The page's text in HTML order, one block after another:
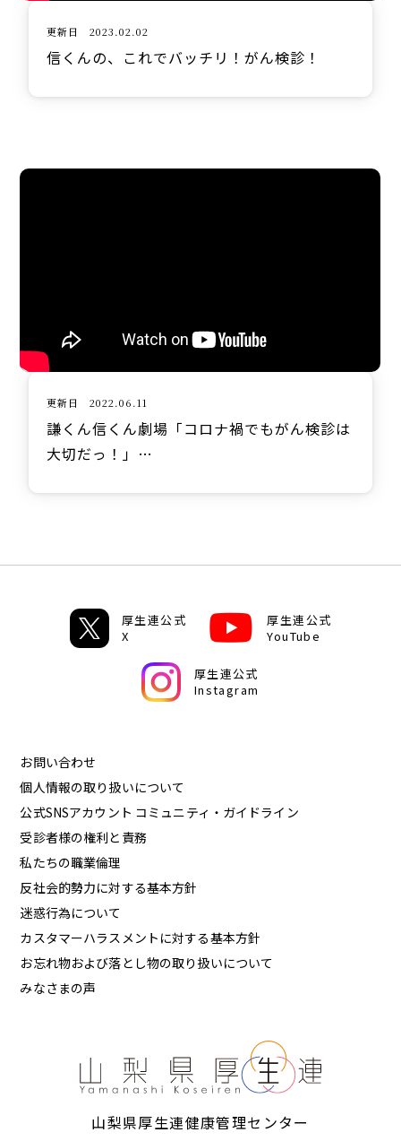
更新日 2023.02.02
信くんの、これでバッチリ！がん検診！
更新日 2022.06.11
謙くん信くん劇場「コロナ禍でもがん検診は
大切だっ！」…
厚生連公式
X
厚生連公式
YouTube
厚生連公式
Instagram
お問い合わせ
個人情報の取り扱いについて
公式SNSアカウント コミュニティ・ガイドライン
受診者様の権利と責務
私たちの職業倫理
反社会的勢力に対する基本方針
迷惑行為について
カスタマーハラスメントに対する基本方針
お忘れ物および落とし物の取り扱いについて
みなさまの声
山梨県厚生連健康管理センター